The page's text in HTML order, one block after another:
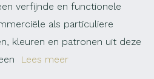
verfijnde en functionele
als particuliere
kleuren en patronen uit deze
Lees meer